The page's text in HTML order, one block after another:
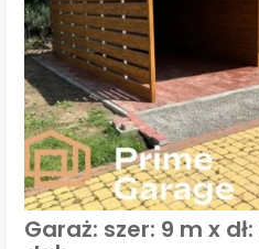
Garaż: szer: 9 m x